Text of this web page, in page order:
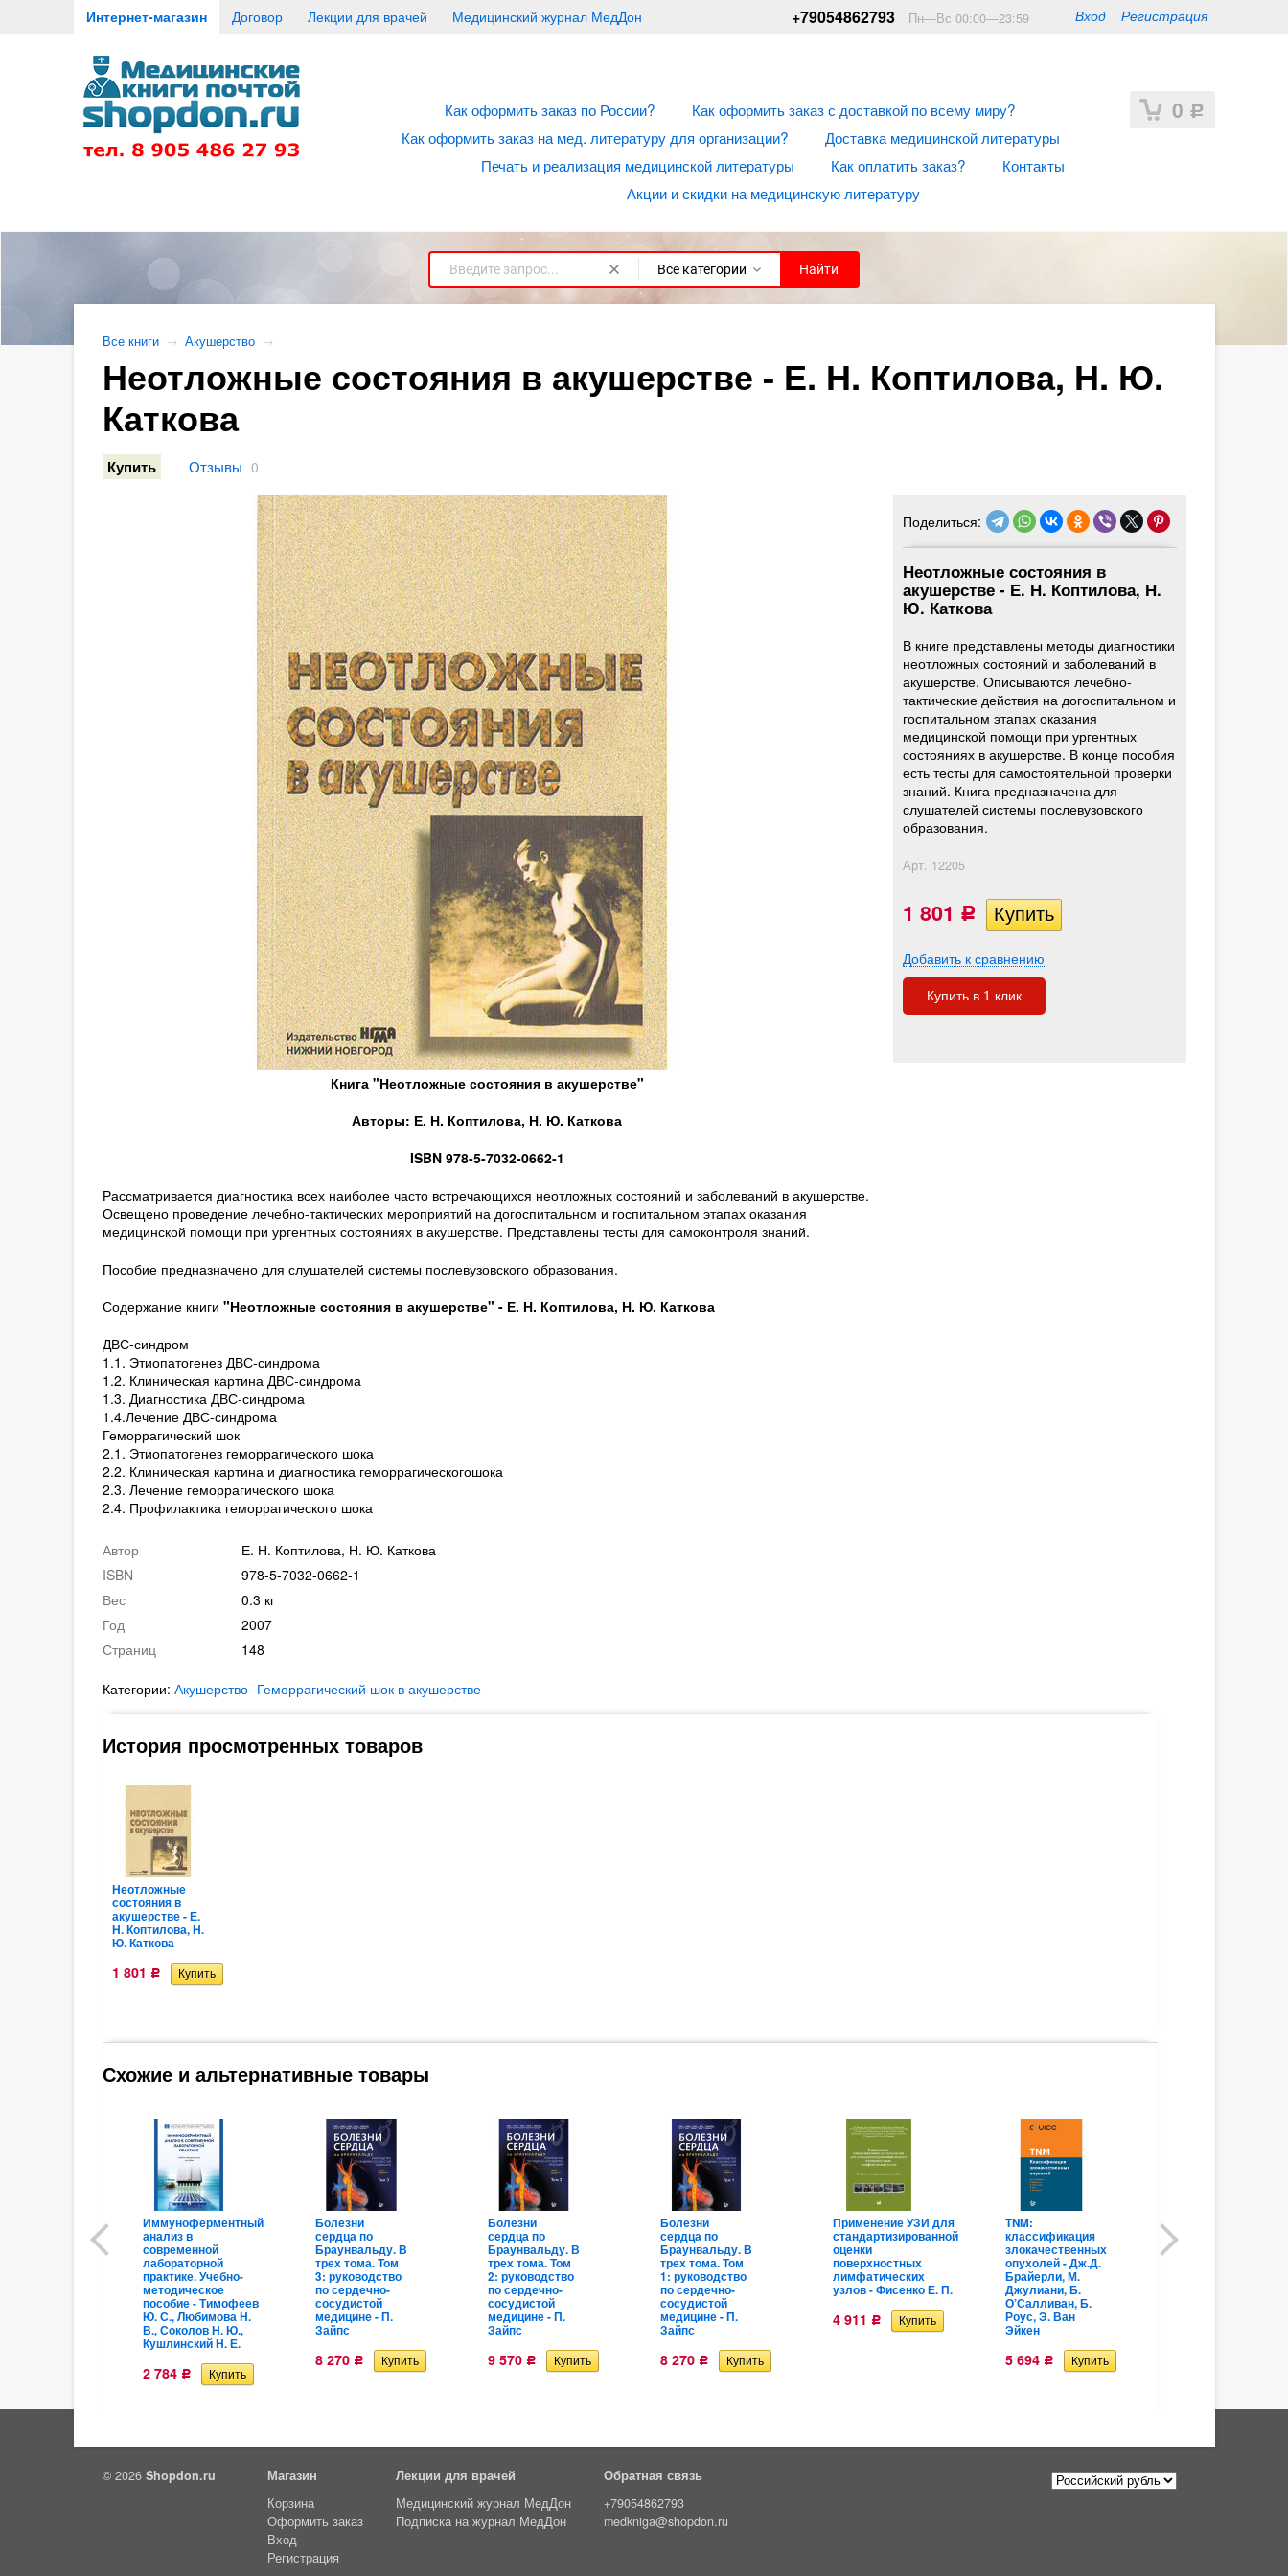
Интернет-магазин Договор Лекции для врачей Медицинский журнал МедДон Вход Регистрация
+79054862793 Пн—Вс 00:00—23:59
0 Р
Как оформить заказ по России?
Как оформить заказ с доставкой по всему миру?
Как оформить заказ на мед. литературу для организации?
Доставка медицинской литературы
Печать и реализация медицинской литературы
Как оплатить заказ?
Контакты
Акции и скидки на медицинскую литературу
Все категории Найти
Все книги → Акушерство →
Неотложные состояния в акушерстве - Е. Н. Коптилова, Н. Ю.
Каткова
Купить Отзывы 0
Поделиться:
Неотложные состояния в
акушерстве - Е. Н. Коптилова, Н.
Ю. Каткова
В книге представлены методы диагностики
неотложных состояний и заболеваний в
акушерстве. Описываются лечебно-
тактические действия на догоспитальном и
госпитальном этапах оказания
медицинской помощи при ургентных
состояниях в акушерстве. В конце пособия
есть тесты для самостоятельной проверки
знаний. Книга предназначена для
слушателей системы послевузовского
образования.
Арт. 12205
1 801 Р
Добавить к сравнению
Купить в 1 клик
Книга "Неотложные состояния в акушерстве"
Авторы: Е. Н. Коптилова, Н. Ю. Каткова
ISBN 978-5-7032-0662-1
Рассматривается диагностика всех наиболее часто встречающихся неотложных состояний и заболеваний в акушерстве.
Освещено проведение лечебно-тактических мероприятий на догоспитальном и госпитальном этапах оказания
медицинской помощи при ургентных состояниях в акушерстве. Представлены тесты для самоконтроля знаний.
Пособие предназначено для слушателей системы послевузовского образования.
Содержание книги "Неотложные состояния в акушерстве" - Е. Н. Коптилова, Н. Ю. Каткова
ДВС-синдром
1.1. Этиопатогенез ДВС-синдрома
1.2. Клиническая картина ДВС-синдрома
1.3. Диагностика ДВС-синдрома
1.4.Лечение ДВС-синдрома
Геморрагический шок
2.1. Этиопатогенез геморрагического шока
2.2. Клиническая картина и диагностика геморрагическогошока
2.3. Лечение геморрагического шока
2.4. Профилактика геморрагического шока
Автор
Е. Н. Коптилова, Н. Ю. Каткова
ISBN
978-5-7032-0662-1
Вес
0.3 кг
Год
2007
Страниц
148
Категории: Акушерство Геморрагический шок в акушерстве
История просмотренных товаров
Неотложные
состояния в
акушерстве - Е.
Н. Коптилова, Н.
Ю. Каткова
1 801 Р
Схожие и альтернативные товары
Иммуноферментный
анализ в
современной
лабораторной
практике. Учебно-
методическое
пособие - Тимофеев
Ю. С., Любимова Н.
В., Соколов Н. Ю.,
Кушлинский Н. Е.
2 784 Р
Болезни
сердца по
Браунвальду. В
трех тома. Том
3: руководство
по сердечно-
сосудистой
медицине - П.
Зайпс
8 270 Р
Болезни
сердца по
Браунвальду. В
трех тома. Том
2: руководство
по сердечно-
сосудистой
медицине - П.
Зайпс
9 570 Р
Болезни
сердца по
Браунвальду. В
трех тома. Том
1: руководство
по сердечно-
сосудистой
медицине - П.
Зайпс
8 270 Р
Применение УЗИ для
стандартизированной
оценки
поверхностных
лимфатических
узлов - Фисенко Е. П.
4 911 Р
TNM:
классификация
злокачественных
опухолей - Дж.Д.
Брайерли, М.
Джулиани, Б.
О’Салливан, Б.
Роус, Э. Ван
Эйкен
5 694 Р
ишемическая
© 2026 Shopdon.ru
Магазин
Корзина
Оформить заказ
Вход
Регистрация
Лекции для врачей
Медицинский журнал МедДон
Подписка на журнал МедДон
Обратная связь
+79054862793
medkniga@shopdon.ru